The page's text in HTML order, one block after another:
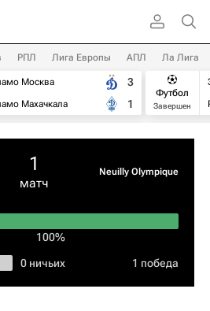
РПЛ Лига Европы АПЛ Ла Лига
Москва
Махачкала
3
1
Футбол
Завершен
1
матч
Neuilly Olympique
100%
0 ничьих 1 победа